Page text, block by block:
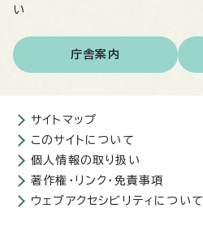
い
庁舎案内
サイトマップ
このサイトについて
個人情報の取り扱い
著作権・リンク・免責事項
ウェブアクセシビリティについて